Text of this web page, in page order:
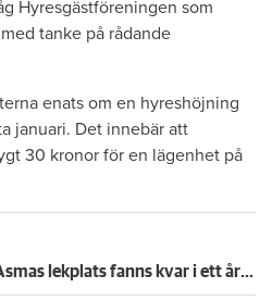
Hyresgästföreningen som
tanke på rådande
enats om en hyreshöjning
januari. Det innebär att
30 kronor för en lägenhet på
Stryprisk på Asmas lekplats fanns kvar i ett år – trots besiktningsmannens larm